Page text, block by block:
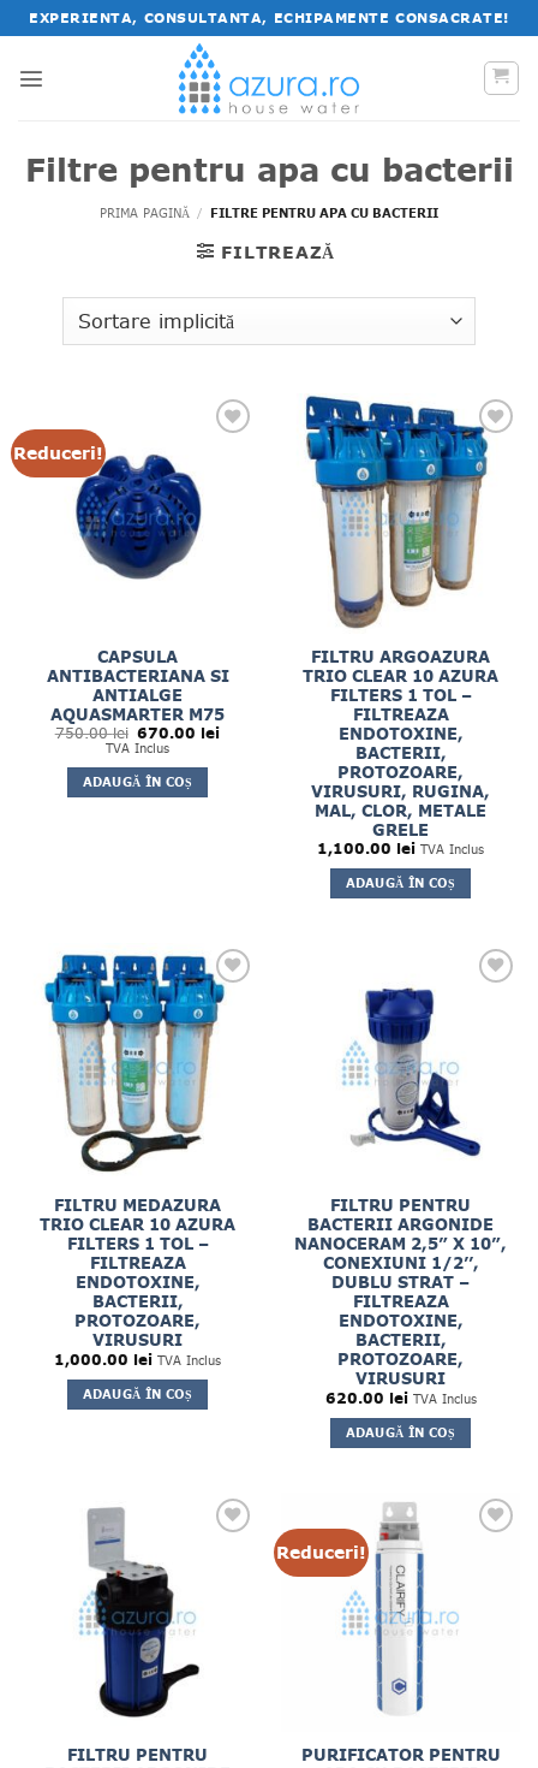
Salt
la
conținut
EXPERIENTA, CONSULTANTA, ECHIPAMENTE CONSACRATE!
Filtre pentru apa cu bacterii
PRIMA PAGINĂ / FILTRE PENTRU APA CU BACTERII
FILTREAZĂ
Reduceri!
CAPSULA
ANTIBACTERIANA SI
ANTIALGE
AQUASMARTER M75
750.00lei Prețul
inițial
fost:
750.00 lei.
670.00 leiPrețul
TVA Inclus
ADAUGĂ ÎN COȘ
FILTRU ARGOAZURA
TRIO CLEAR 10 AZURA
FILTERS 1 TOL –
FILTREAZA
ENDOTOXINE,
BACTERII,
PROTOZOARE,
VIRUSURI, RUGINA,
MAL, CLOR, METALE
GRELE
1,100.00 lei TVA Inclus
ADAUGĂ ÎN COȘ
FILTRU MEDAZURA
TRIO CLEAR 10 AZURA
FILTERS 1 TOL –
FILTREAZA
ENDOTOXINE,
BACTERII,
PROTOZOARE,
VIRUSURI
1,000.00 lei TVA Inclus
ADAUGĂ ÎN COȘ
FILTRU PENTRU
BACTERII ARGONIDE
NANOCERAM 2,5” X 10”,
CONEXIUNI 1/2’’,
DUBLU STRAT –
FILTREAZA
ENDOTOXINE,
BACTERII,
PROTOZOARE,
VIRUSURI
620.00 lei TVA Inclus
ADAUGĂ ÎN COȘ
FILTRU PENTRU
Reduceri!
PURIFICATOR PENTRU